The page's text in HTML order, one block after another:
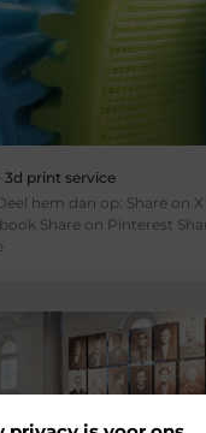
3d print service
hem dan op: Share on
Share on Pinterest